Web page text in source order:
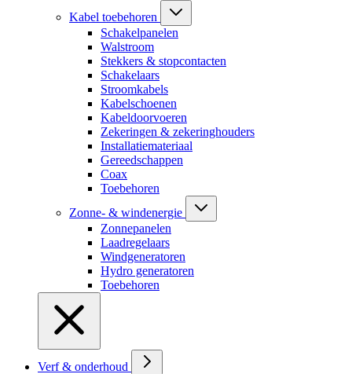
Kabel toebehoren
Schakelpanelen
Walstroom
Stekkers & stopcontacten
Schakelaars
Stroomkabels
Kabelschoenen
Kabeldoorvoeren
Zekeringen & zekeringhouders
Installatiemateriaal
Gereedschappen
Coax
Toebehoren
Zonne- & windenergie
Zonnepanelen
Laadregelaars
Windgeneratoren
Hydro generatoren
Toebehoren
Verf & onderhoud